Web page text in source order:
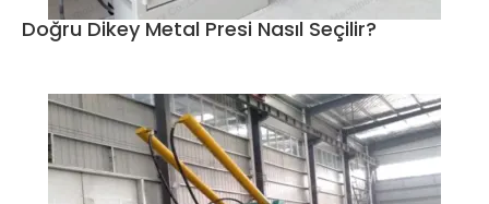
Doğru Dikey Metal Presi Nasıl Seçilir?